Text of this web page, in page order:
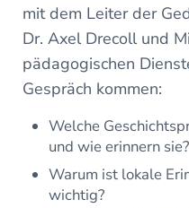
mit dem Leiter der
Dr. Axel Drecoll und
pädagogischen
Gespräch kommen:
Welche
und wie erinnern sie?
Warum ist lokale
wichtig?